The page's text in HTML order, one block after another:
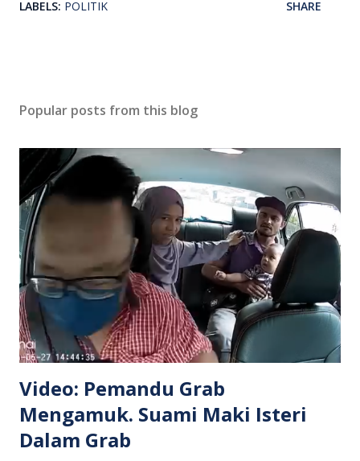
LABELS: POLITIK SHARE
Popular posts from this blog
Video: Pemandu Grab
Mengamuk. Suami Maki Isteri
Dalam Grab